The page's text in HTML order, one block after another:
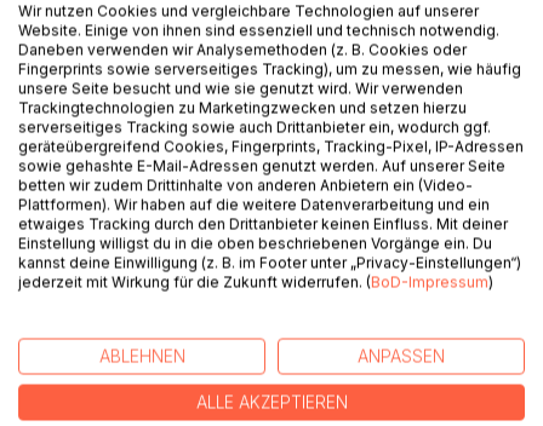
BESCHREIBUNG
Rudi ist eine kleine Raupe. Gerade aus dem Ei geschlüpft,
interessiert er sich nur noch für saftig grüne Blätter. Der
kleine Nimmersatt frisst ganze Sträucher kahl. Beinahe
wäre er einer Heckenschere und einem Mordanschlag zum
Opfer gefallen.
geschehen ganz merkwürdige Veränderungen. Als er aus
seinem tiefen Schlaf erwacht, ist aus Rudi Raupe ein Rudi
Schmetterling geworden. Nach dem Hochzeitstanz und der
Paarung legt Rudi Schmetterling kleine Eier auf einem Blatt
Wir nutzen Cookies und vergleichbare Technologien auf unserer
Website. Einige von ihnen sind essenziell und technisch notwendig.
Daneben verwenden wir Analysemethoden (z. B. Cookies oder
Fingerprints sowie serverseitiges Tracking), um zu messen, wie häufig
unsere Seite besucht und wie sie genutzt wird. Wir verwenden
Trackingtechnologien zu Marketingzwecken und setzen hierzu
serverseitiges Tracking sowie auch Drittanbieter ein, wodurch ggf.
geräteübergreifend Cookies, Fingerprints, Tracking-Pixel, IP-Adressen
sowie gehashte E-Mail-Adressen genutzt werden. Auf unserer Seite
betten wir zudem Drittinhalte von anderen Anbietern ein (Video-
Plattformen). Wir haben auf die weitere Datenverarbeitung und ein
etwaiges Tracking durch den Drittanbieter keinen Einfluss. Mit deiner
Einstellung willigst du in die oben beschriebenen Vorgänge ein. Du
kannst deine Einwilligung (z. B. im Footer unter „Privacy-Einstellungen“)
jederzeit mit Wirkung für die Zukunft widerrufen. (BoD-Impressum)
ABLEHNEN ANPASSEN
ALLE AKZEPTIEREN